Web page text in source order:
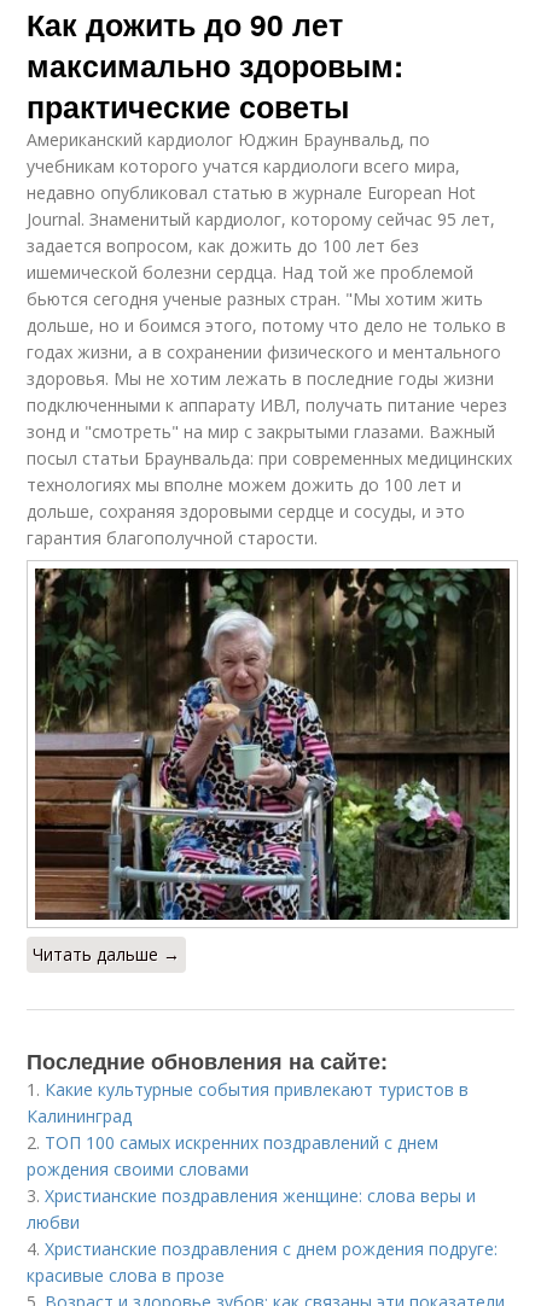
Как дожить до 90 лет
максимально здоровым:
практические советы
Американский кардиолог Юджин Браунвальд, по
учебникам которого учатся кардиологи всего мира,
недавно опубликовал статью в журнале European Hot
Journal. Знаменитый кардиолог, которому сейчас 95 лет,
задается вопросом, как дожить до 100 лет без
ишемической болезни сердца. Над той же проблемой
бьются сегодня ученые разных стран. "Мы хотим жить
дольше, но и боимся этого, потому что дело не только в
годах жизни, а в сохранении физического и ментального
здоровья. Мы не хотим лежать в последние годы жизни
подключенными к аппарату ИВЛ, получать питание через
зонд и "смотреть" на мир с закрытыми глазами. Важный
посыл статьи Браунвальда: при современных медицинских
технологиях мы вполне можем дожить до 100 лет и
дольше, сохраняя здоровыми сердце и сосуды, и это
гарантия благополучной старости.
Читать дальше →
Последние обновления на сайте:
1. Какие культурные события привлекают туристов в
Калининград
2. ТОП 100 самых искренних поздравлений с днем
рождения своими словами
3.Христианские поздравления женщине: слова веры и
любви
4.Христианские поздравления с днем рождения подруге:
красивые слова в прозе